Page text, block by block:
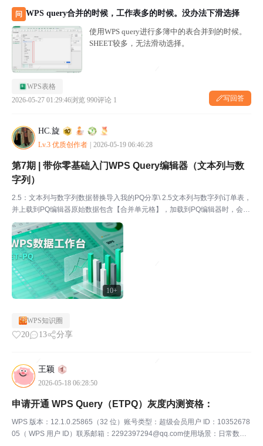
问 WPS query合并的时候，工作表多的时候。没办法下滑选择
使用WPS query进行多簿中的表合并到的时候。
SHEET较多，无法滑动选择。
WPS表格
2026-05-27 01:29:46浏览 990评论 1 写回答
HC.旋
Lv.3 优质创作者 2026-05-19 06:46:28
10+
第7期 | 带你零基础入门WPS Query编辑器（文本列与数
字列）
2.5：文本列与数字列数据替换导入我的PQ分享\ 2.5文本列与数字列\订单表，
并上载到PQ编辑器原始数据包含【合并单元格】，加载到PQ编辑器时，会先
取消合并单元格并加载，空单元格会被加载成null如下图，表格中的订单号O0
01 O002...，想修改为订...
WPS知识圈
20 13 分享
王颖
2026-05-18 06:28:50
申请开通 WPS Query（ETPQ）灰度内测资格：
WPS 版本：12.1.0.25865（32 位）账号类型：超级会员用户 ID：10352678
05（ WPS 用户 ID）联系邮箱：2292397294@qq.com使用场景：日常数据